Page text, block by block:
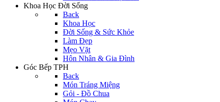
Khoa Học Đời Sống
Back
Khoa Học
Đời Sống & Sức Khỏe
Làm Đẹp
Mẹo Vặt
Hôn Nhân & Gia Đình
Góc Bếp TPH
Back
Món Tráng Miệng
Gỏi - Đồ Chua